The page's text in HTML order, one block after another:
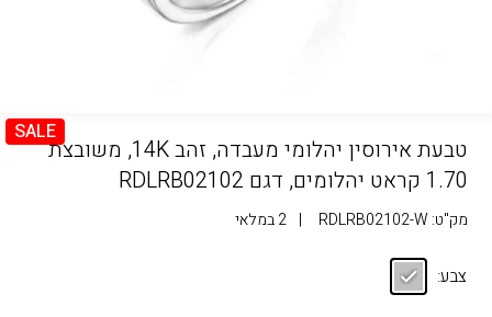
SALE
טבעת אירוסין יהלומי מעבדה, זהב 14K, משובצת
1.70 קראט יהלומים, דגם RDLRB02102
מק"ט: RDLRB02102-W
| 2 במלאי
צבע: